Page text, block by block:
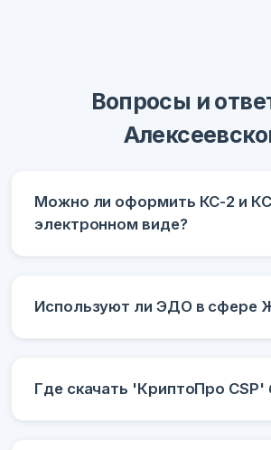
Вопросы и
Можно ли оформить КС-2 и
электронном виде?
Используют ли ЭДО в сфере
Где скачать 'КриптоПро CSP'